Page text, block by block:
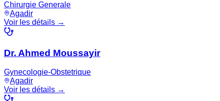
Chirurgie Generale
Agadir
Voir les détails →
Dr. Ahmed Moussayir
Gynecologie-Obstetrique
Agadir
Voir les détails →